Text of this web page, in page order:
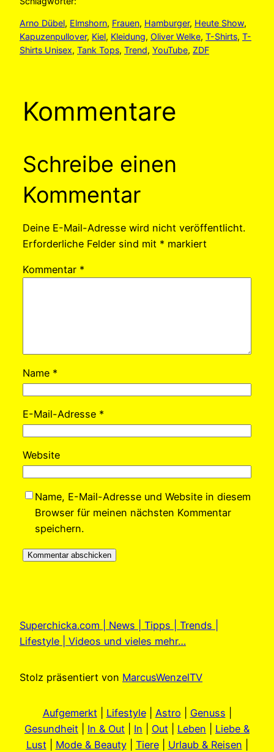
Arno Dübel, Elmshorn, Frauen, Hamburger, Heute Show
Kapuzenpullover, Kiel, Kleidung, Oliver Welke, T-Shirts, T-
Shirts Unisex, Tank Tops, Trend, YouTube, ZDF
Kommentare
Schreibe einen
Kommentar
Deine E-Mail-Adresse wird nicht veröffentlicht.
Erforderliche Felder sind mit * markiert
Kommentar *
Name *
E-Mail-Adresse *
Website
Name, E-Mail-Adresse und Website in diesem
Browser für meinen nächsten Kommentar
speichern.
Superchicka.com | News | Tipps | Trends |
Lifestyle | Videos und vieles mehr…
Stolz präsentiert von MarcusWenzelTV
Aufgemerkt| Lifestyle| Astro Genuss
Gesundheit
In & Out In Out Leben
Liebe &
Lust| Mode & Beauty| Tiere| Urlaub & Reisen